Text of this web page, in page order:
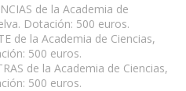
de la Academia de
Dotación: 500 euros.
de la Academia de Ciencias,
500 euros.
de la Academia de Ciencias,
500 euros.